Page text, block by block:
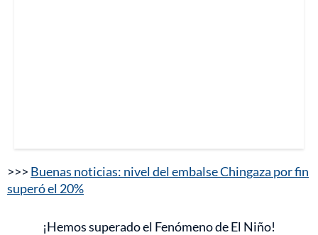
>>> Buenas noticias: nivel del embalse Chingaza por fin
superó el 20%
¡Hemos superado el Fenómeno de El Niño!